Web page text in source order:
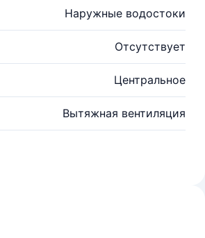
Наружные водостоки
Отсутствует
Центральное
Вытяжная вентиляция